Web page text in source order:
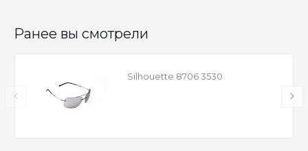
Ранее вы смотрели
Silhouette 8706 3530